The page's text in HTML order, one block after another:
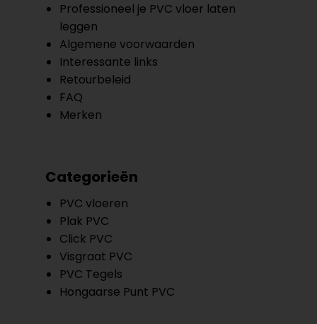
Professioneel je PVC vloer laten
leggen
Algemene voorwaarden
Interessante links
Retourbeleid
FAQ
Merken
Categorieën
PVC vloeren
Plak PVC
Click PVC
Visgraat PVC
PVC Tegels
Hongaarse Punt PVC